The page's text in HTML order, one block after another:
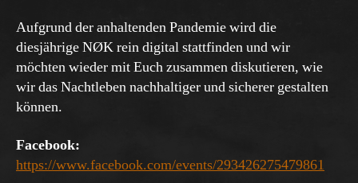
Aufgrund der anhaltenden Pandemie wird die
diesjährige NØK rein digital stattfinden und wir
möchten wieder mit Euch zusammen diskutieren, wie
wir das Nachtleben nachhaltiger und sicherer gestalten
können.
Facebook:
https://www.facebook.com/events/293426275479861